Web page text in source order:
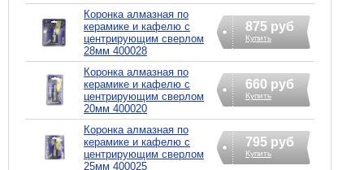
Коронка алмазная по
керамике и кафелю с
центрирующим сверлом
28мм 400028
875 руб
Купить
Коронка алмазная по
керамике и кафелю с
центрирующим сверлом
20мм 400020
660 руб
Купить
Коронка алмазная по
керамике и кафелю с
центрирующим сверлом
25мм 400025
795 руб
Купить